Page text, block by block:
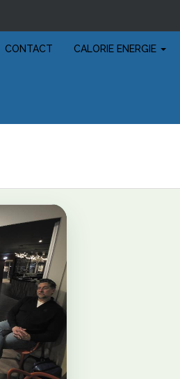
CONTACT CALORIE ENERGIE